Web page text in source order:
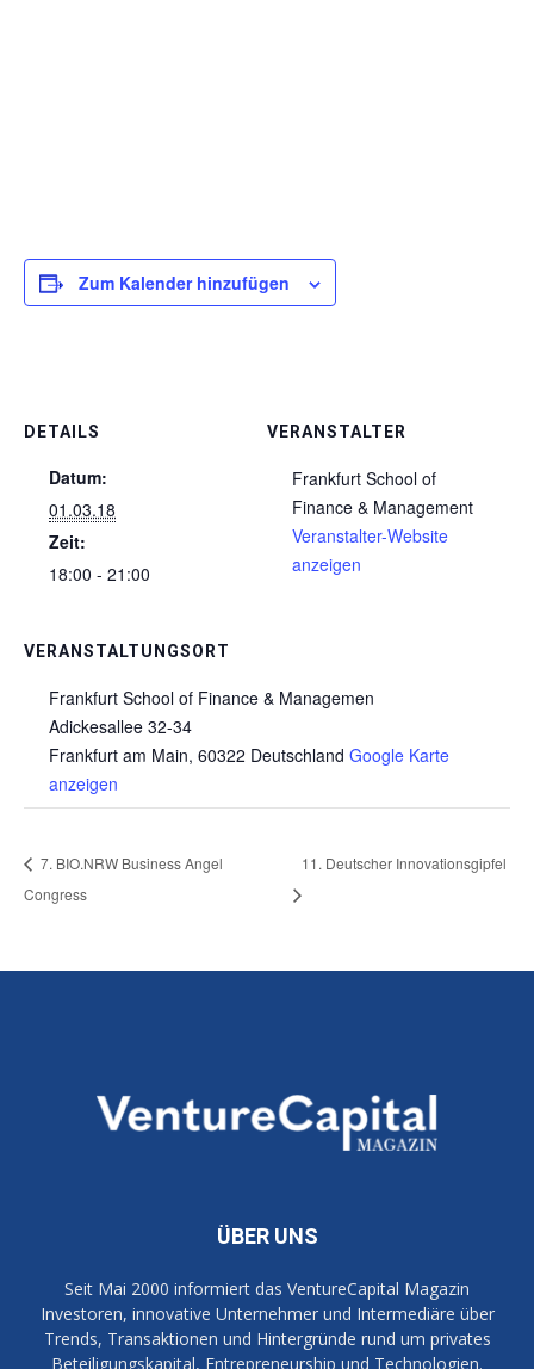
Zum Kalender hinzufügen
DETAILS
Datum:
01.03.18
Zeit:
18:00 - 21:00
VERANSTALTUNGSORT
Frankfurt School of Finance & Managemen
Adickesallee 32-34
Frankfurt am Main, 60322 Deutschland Google Karte
anzeigen
VERANSTALTER
Frankfurt School of
Finance & Management
Veranstalter-Website
anzeigen
7. BIO.NRW Business Angel
Congress
11. Deutscher Innovationsgipfel
ÜBER UNS
Seit Mai 2000 informiert das VentureCapital Magazin
Investoren, innovative Unternehmer und Intermediäre über
Trends, Transaktionen und Hintergründe rund um privates
Beteiligungskapital, Entrepreneurship und Technologien.